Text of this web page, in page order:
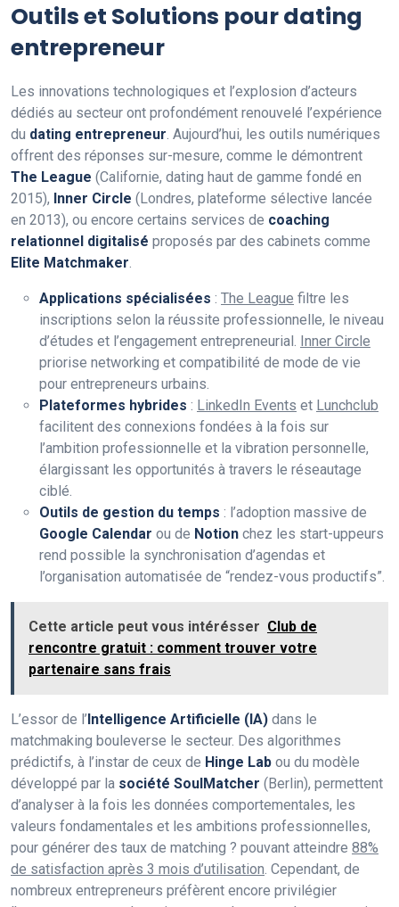
Outils et Solutions pour dating
entrepreneur
Les innovations technologiques et l’explosion d’acteurs
dédiés au secteur ont profondément renouvelé l’expérience
du dating entrepreneur. Aujourd’hui, les outils numériques
offrent des réponses sur-mesure, comme le démontrent
The League (Californie, dating haut de gamme fondé en
2015), Inner Circle (Londres, plateforme sélective lancée
en 2013), ou encore certains services de coaching
relationnel digitalisé proposés par des cabinets comme
Elite Matchmaker.
Applications spécialisées : The League filtre les
inscriptions selon la réussite professionnelle, le niveau
d’études et l’engagement entrepreneurial. Inner Circle
priorise networking et compatibilité de mode de vie
pour entrepreneurs urbains.
Plateformes hybrides : LinkedIn Events et Lunchclub
facilitent des connexions fondées à la fois sur
l’ambition professionnelle et la vibration personnelle,
élargissant les opportunités à travers le réseautage
ciblé.
Outils de gestion du temps : l’adoption massive de
Google Calendar ou de Notion chez les start-uppeurs
rend possible la synchronisation d’agendas et
l’organisation automatisée de “rendez-vous productifs”.
Cette article peut vous intérésser Club de
rencontre gratuit : comment trouver votre
partenaire sans frais
L’essor de l’ Intelligence Artificielle (IA) dans le
matchmaking bouleverse le secteur. Des algorithmes
prédictifs, à l’instar de ceux de Hinge Lab ou du modèle
développé par la société SoulMatcher (Berlin), permettent
d’analyser à la fois les données comportementales, les
valeurs fondamentales et les ambitions professionnelles,
pour générer des taux de matching ? pouvant atteindre 88%
de satisfaction après 3 mois d’utilisation. Cependant, de
nombreux entrepreneurs préfèrent encore privilégier